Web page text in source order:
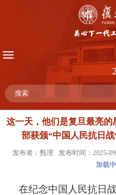
这一天，他们是复旦最亮
部获颁“中国人民抗日
发布者：甄理 发布时间：2025-
加载中
在纪念中国人民抗日